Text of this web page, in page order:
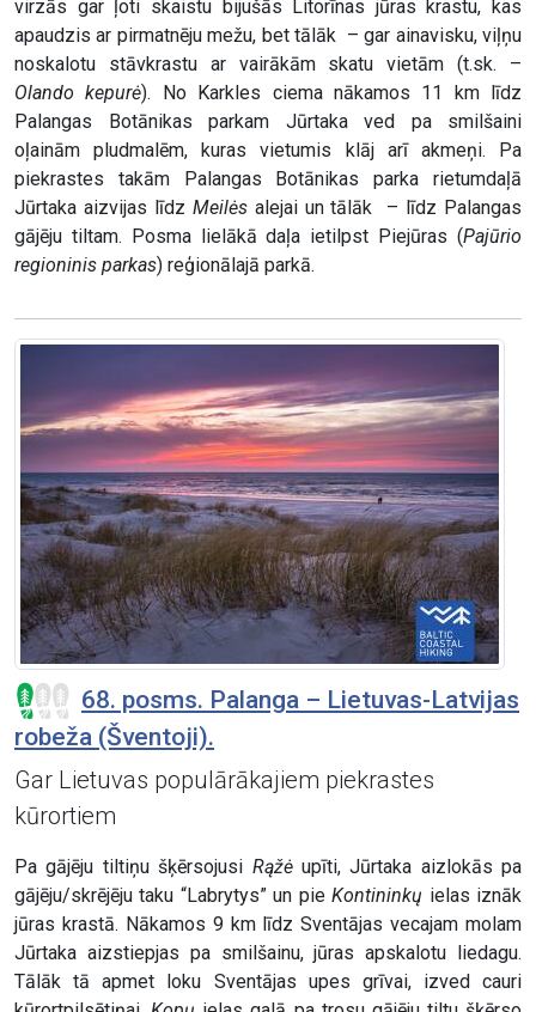
virzās gar ļoti skaistu bijušās Litorīnas jūras krastu, kas
apaudzis ar pirmatnēju mežu, bet tālāk – gar ainavisku, viļņu
noskalotu stāvkrastu ar vairākām skatu vietām (t.sk. –
Olando kepurė). No Karkles ciema nākamos 11 km līdz
Palangas Botānikas parkam Jūrtaka ved pa smilšaini
oļainām pludmalēm, kuras vietumis klāj arī akmeņi. Pa
piekrastes takām Palangas Botānikas parka rietumdaļā
Jūrtaka aizvijas līdz Meilėsalejai un tālāk – līdz Palangas
gājēju tiltam. Posma lielākā daļa ietilpst Piejūras (Pajūrio
regioninis parkas) reģionālajā parkā.
68. posms. Palanga – Lietuvas-Latvijas
robeža (Šventoji).
Gar Lietuvas populārākajiem piekrastes
kūrortiem
Pa gājēju tiltiņu šķērsojusi Rąžėupīti, Jūrtaka aizlokās pa
gājēju/skrējēju taku “Labrytys” un pieKontininkų ielas iznāk
jūras krastā. Nākamos 9 km līdz Sventājas vecajam molam
Jūrtaka aizstiepjas pa smilšainu, jūras apskalotu liedagu.
Tālāk tā apmet loku Sventājas upes grīvai, izved cauri